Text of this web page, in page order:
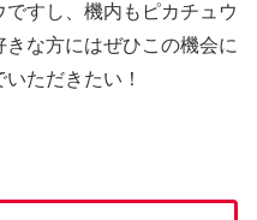
すし、機内もピカチュウ
な方にはぜひこの機会に
ただきたい！